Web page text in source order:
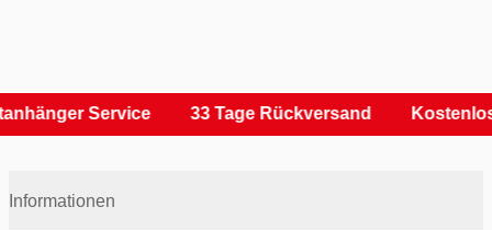
Service 33 Tage Rückversand
Informationen